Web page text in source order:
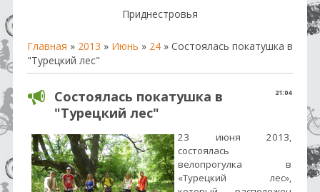
Приднестровья
Главная » 2013 » Июнь » 24 » Состоялась покатушка в
"Турецкий лес"
21:04
Состоялась покатушка в
"Турецкий лес"
23 июня 2013,
состоялась
велопрогулка в
«Турецкий лес»,